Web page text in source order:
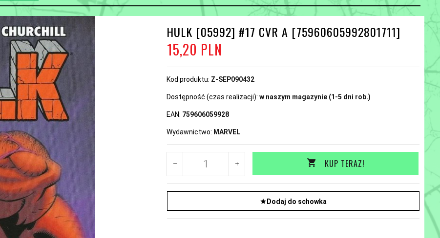
HULK [05992] #17 CVR A [75960605992801711]
15,20 PLN
Kod produktu: Z-SEP090432
Dostępność (czas realizacji): w naszym magazynie (1-5 dni rob.)
EAN: 759606059928
Wydawnictwo: MARVEL
KUP TERAZ!
Dodaj do schowka